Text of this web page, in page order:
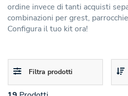
ordine invece di tanti acquisti
combinazioni per grest,
Configura il tuo kit ora!
Toggle
navigation
Filtra prodotti